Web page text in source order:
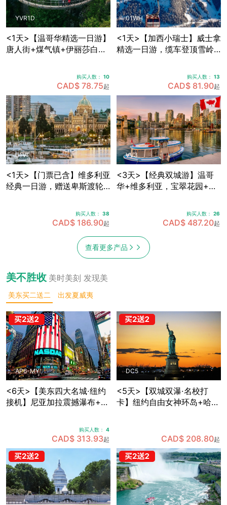
YVR1D
<1天>【温哥华精选一日游】
唐人街+煤气镇+伊丽莎白女
可体验飞越加拿大4D模拟飞
行 (天天出发)
购买人数： 10
CAD$ 78.75起
01WH
<1天>【加西小瑞士】威士拿
精选一日游，缆车登顶雪岭
湾·伐木镇·神龙瀑布 (天天出
发)
购买人数： 13
CAD$ 81.90起
01VI
<1天>【门票已含】维多利亚
经典一日游，赠送卑斯渡轮
购买人数： 38
CAD$ 186.90起
VV3
<3天>【经典双城游】温哥
华+维多利亚，宝翠花园+卡
华机场免费接送机
购买人数： 26
CAD$ 487.20起
查看更多产品
美不胜收 美时美刻 发现美
美东买二送二 出发夏威夷
AP6-MY
<6天>【美东四大名城·纽约
接机】尼亚加拉震撼瀑布+波
力殿堂+沃特金斯峡谷仙境
(可升级酒店+座位)
购买人数： 4
CAD$ 313.93起
DC5
<5天>【双城双瀑·名校打
卡】纽约自由女神环岛+哈佛
标三连拍，费城+纽约双城打
卡
CAD$ 208.80起